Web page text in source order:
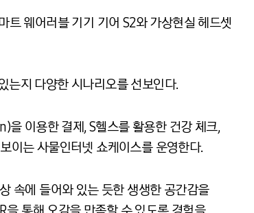
웨어러블 기기 기어 S2와 가상현실 헤드셋
는지 다양한 시나리오를 선보인다.
이용한 결제, S헬스를 활용한 건강 체크,
이는 사물인터넷 쇼케이스를 운영한다.
속에 들어와 있는 듯한 생생한 공간감을